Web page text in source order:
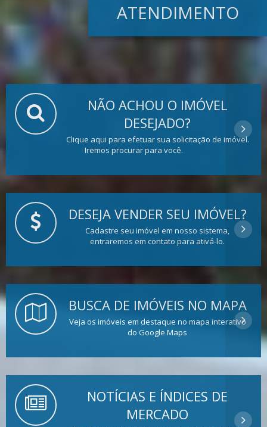
ATENDIMENTO
NÃO ACHOU O IMÓVEL
DESEJADO?
Clique aqui para efetuar sua solicitação de imóvel.
Iremos procurar para você.
DESEJA VENDER SEU IMÓVEL?
Cadastre seu imóvel em nosso sistema,
entraremos em contato para ativá-lo.
BUSCA DE IMÓVEIS NO MAPA
Veja os imóveis em destaque no mapa interativo
do Google Maps
NOTÍCIAS E ÍNDICES DE
MERCADO